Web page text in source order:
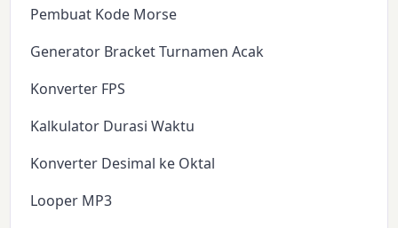
Pembuat Kode Morse
Generator Bracket Turnamen Acak
Konverter FPS
Kalkulator Durasi Waktu
Konverter Desimal ke Oktal
Looper MP3